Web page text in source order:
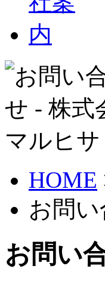
HOME
お問
お問い